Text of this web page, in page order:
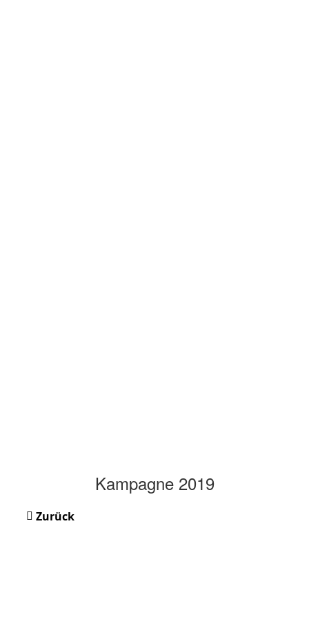
Kampagne 2019
Zurück